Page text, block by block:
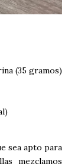
(35 gramos)
sea apto para
mezclamos